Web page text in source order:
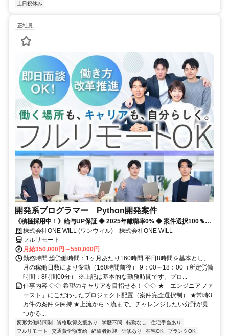
土日祝休み
正社員
開発系プログラマー Python開発案件
《積極採用中！》給与UP保証 ◆ 2025年離職率0% ◆ 案件選択100％！
◆ 平均残業7時間！
株式会社ONE WILL (ワンウィル) 株式会社ONE WILL
フルリモート
月給350,000円～550,000円
勤務時間 総労働時間：1ヶ月あたり160時間 平日8時間を基本とし、
月の稼働日数により変動（160時間前後） 9：00～18：00（所定労働
時間：8時間00分） ※上記は基本的な勤務時間です。プロ...
仕事内容 ◇◇ 希望のキャリアを目指せる！ ◇◇ ★「エンジニアファ
ースト」にこだわったプロジェクト配置（案件完全選択制） ★常時3
万件の案件を保持 ★上流から下流まで。チャレンジしたい分野が見
つかる...
変形労働時間制 資格取得支援あり 学歴不問 転勤なし
住宅手当あり
フルリモート
交通費全額支給 経験者歓迎 研修あり 在宅OK
ブランクOK